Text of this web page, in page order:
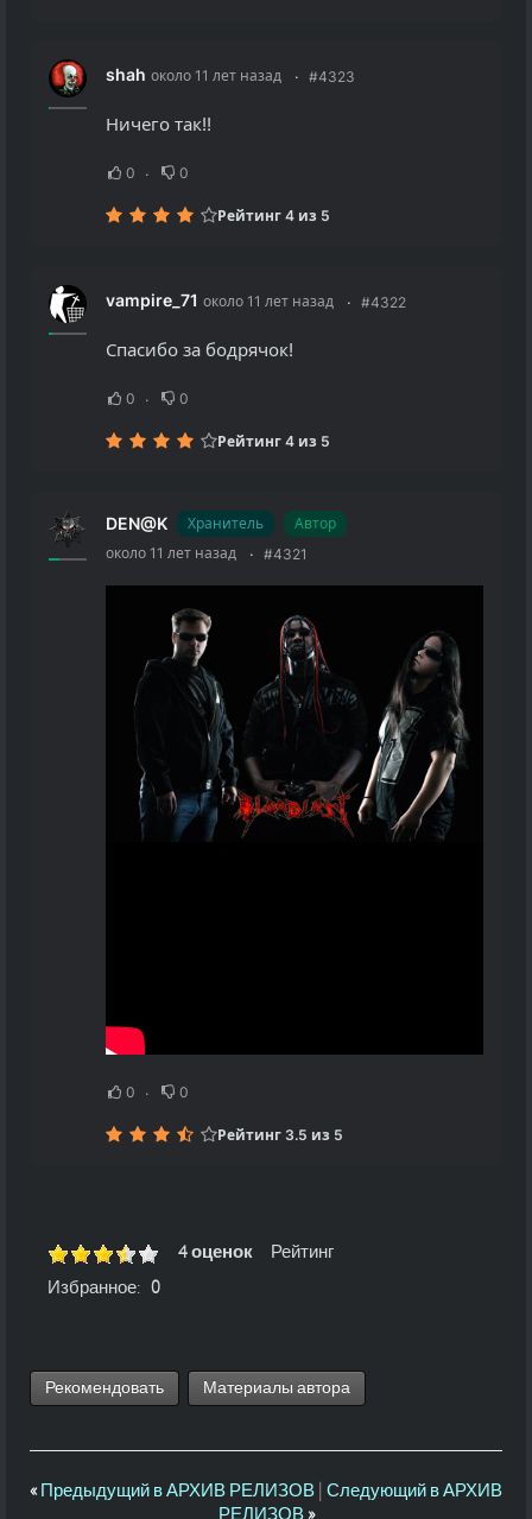
shah около 11 лет назад #4323
Ничего так!!
0 0
Рейтинг 4 из 5
vampire_71 около 11 лет назад #4322
Спасибо за бодрячок!
0 0
Рейтинг 4 из 5
DEN@K Хранитель
Автор
около 11 лет назад
#4321
0 0
Рейтинг 3.5 из 5
Рейтинг
4 оценок
Избранное: 0
Рекомендовать Материалы автора
«Предыдущий в АРХИВ РЕЛИЗОВ Следующий в АРХИВ
РЕЛИЗОВ »